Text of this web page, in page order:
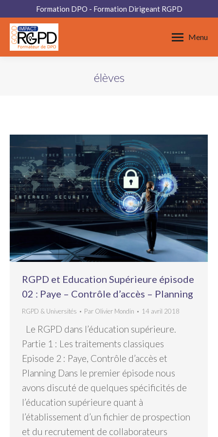
Formation DPO - Formation Dirigeant RGPD
Menu
élèves
RGPD et Education Supérieure épisode
02 : Paye – Contrôle d’accès – Planning
RGPD & Universités Par Olivier Mondin 14 avril 2018
Le RGPD dans l’éducation supérieure.
Partie 1 : Les traitements classiques
Episode 2 : Paye, Contrôle d’accès et
Planning Dans le premier épisode nous
avons discuté de quelques spécificités de
l’éducation supérieure quant à
l’établissement d’un fichier de prospection
et du recrutement de collaborateurs